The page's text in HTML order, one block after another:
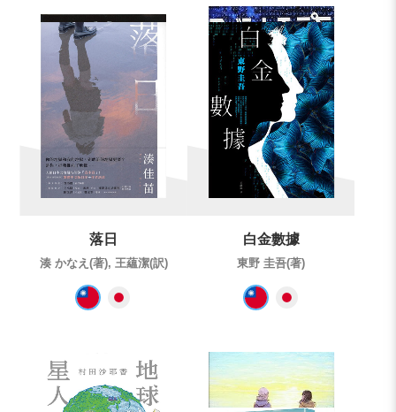
落日
湊 かなえ(著), 王蘊潔(訳)
白金數據
東野 圭吾(著)